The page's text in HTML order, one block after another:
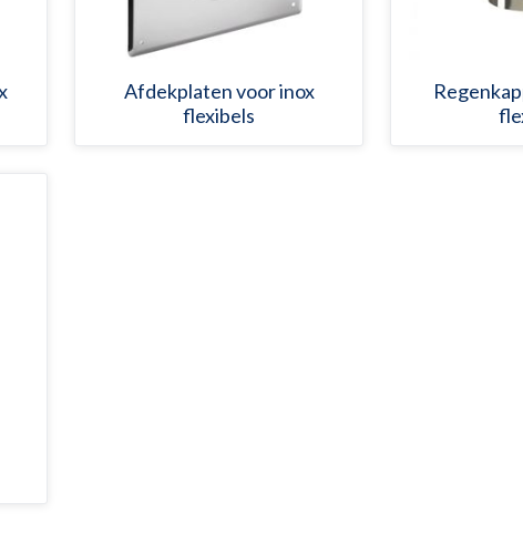
Afdekplaten voor inox
flexibels